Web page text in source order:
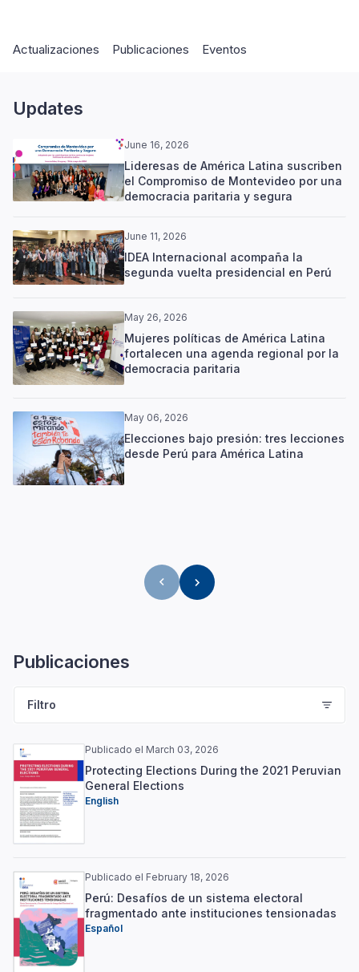
Actualizaciones Publicaciones Eventos
Updates
June 16, 2026
Lideresas de América Latina suscriben
el Compromiso de Montevideo por una
democracia paritaria y segura
June 11, 2026
IDEA Internacional acompaña la
segunda vuelta presidencial en Perú
May 26, 2026
Mujeres políticas de América Latina
fortalecen una agenda regional por la
democracia paritaria
May 06, 2026
Elecciones bajo presión: tres lecciones
desde Perú para América Latina
Publicaciones
Filtro
Publicado el March 03, 2026
Protecting Elections During the 2021 Peruvian
General Elections
English
Publicado el February 18, 2026
Perú: Desafíos de un sistema electoral
fragmentado ante instituciones tensionadas
Español